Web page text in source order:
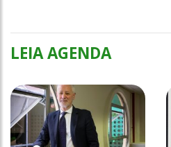
LEIA AGENDA